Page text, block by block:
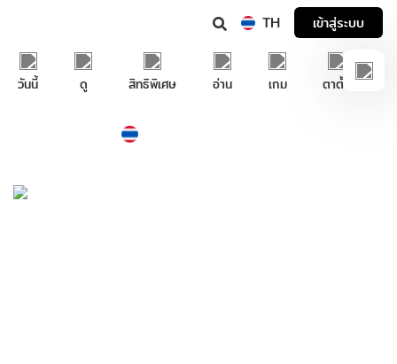
TH เข้าสู่ระบบ
วันนี้ ดู สิทธิพิเศษ อ่าน เกม ตาตั้ง